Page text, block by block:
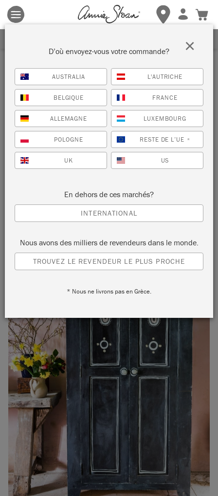
Les conditions générales s'appliquent. Cliquez ici
détails.
Inspiration
ARMOIRE RUSTIQUE EN
GRAPHIQUE
par Annie Sloan
Annie painted this cupboard with a rustic effect to use as a
D’où envoyez-vous votre commande?
AUSTRALIA L'AUTRICHE
BELGIQUE FRANCE
ALLEMAGNE LUXEMBOURG
POLOGNE RESTE DE L’UE *
UK US
En dehors de ces marchés?
INTERNATIONAL
Nous avons des milliers de revendeurs dans le monde.
TROUVEZ LE REVENDEUR LE PLUS PROCHE
* Nous ne livrons pas en Grèce.
×